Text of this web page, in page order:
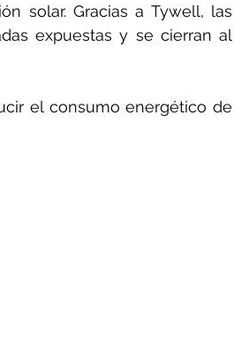
solar. Gracias a Tywell, las
expuestas y se cierran al
el consumo energético de